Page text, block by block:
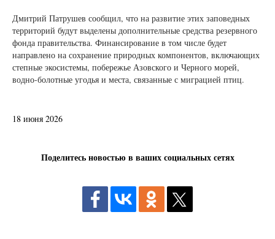
Дмитрий Патрушев сообщил, что на развитие этих заповедных
территорий будут выделены дополнительные средства резервного
фонда правительства. Финансирование в том числе будет
направлено на сохранение природных компонентов, включающих
степные экосистемы, побережье Азовского и Черного морей,
водно-болотные угодья и места, связанные с миграцией птиц.
18 июня 2026
Поделитесь новостью в ваших социальных сетях